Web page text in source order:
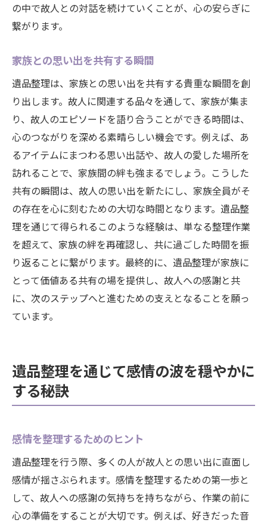
の中で故人との対話を続けていくことが、心の安らぎに
繋がります。
家族との思い出を共有する瞬間
遺品整理は、家族との思い出を共有する貴重な瞬間を創
り出します。故人に関連する品々を通して、家族が集ま
り、故人のエピソードを語り合うことができる時間は、
心のつながりを深める素晴らしい機会です。例えば、あ
るアイテムにまつわる思い出話や、故人の愛した場所を
訪れることで、家族間の絆も強まるでしょう。こうした
共有の瞬間は、故人の思い出を新たにし、家族全員がそ
の存在を心に刻むための大切な時間となります。遺品整
理を通じて得られるこのような経験は、単なる整理作業
を超えて、家族の絆を再確認し、共に過ごした時間を振
り返ることに繋がります。最終的に、遺品整理が家族に
とって価値ある共有の場を提供し、故人への感謝と共
に、次のステップへと進むための支えとなることを願っ
ています。
遺品整理を通じて感情の波を穏やかに
する秘訣
感情を整理するためのヒント
遺品整理を行う際、多くの人が故人との思い出に直面し
感情が揺さぶられます。感情を整理するための第一歩と
して、故人への感謝の気持ちを持ちながら、作業の前に
心の準備をすることが大切です。例えば、好きだった音